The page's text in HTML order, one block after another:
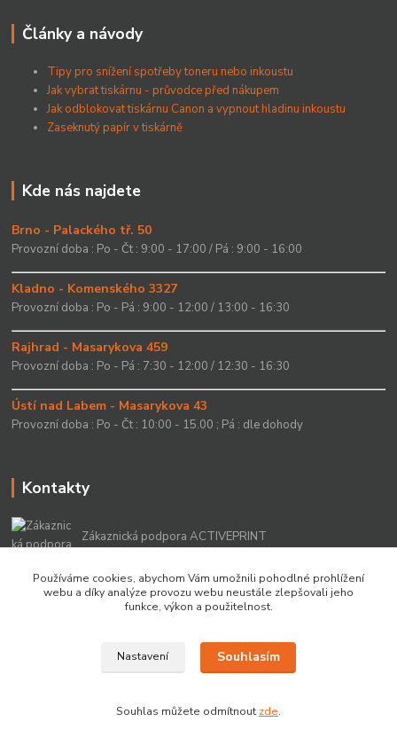
Články a návody
Tipy pro snížení spotřeby toneru nebo inkoustu
Jak vybrat tiskárnu - průvodce před nákupem
Jak odblokovat tiskárnu Canon a vypnout hladinu inkoustu
Zaseknutý papír v tiskárně
Kde nás najdete
Brno - Palackého tř. 50
Provozní doba : Po - Čt : 9:00 - 17:00 / Pá : 9:00 - 16:00
Kladno - Komenského 3327
Provozní doba : Po - Pá : 9:00 - 12:00 / 13:00 - 16:30
Rajhrad - Masarykova 459
Provozní doba : Po - Pá : 7:30 - 12:00 / 12:30 - 16:30
Ústí nad Labem - Masarykova 43
Provozní doba : Po - Čt : 10:00 - 15.00 ; Pá : dle dohody
Kontakty
Zákaznická podpora ACTIVEPRINT
+420 549 213 756
info@activeprint.cz
Copyright 2022 © ActivePrint s.r.o.
Používáme cookies, abychom Vám umožnili pohodlné prohlížení
webu a díky analýze provozu webu neustále zlepšovali jeho
funkce, výkon a použitelnost.
Nastavení Souhlasím
Souhlas můžete odmítnout zde.